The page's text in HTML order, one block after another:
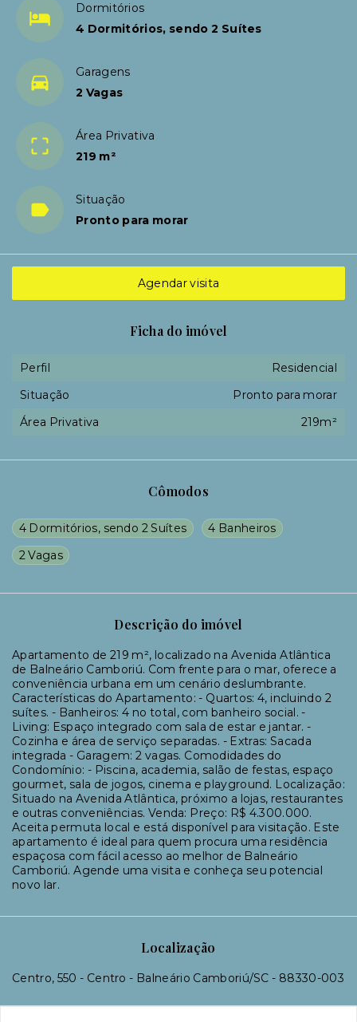
Dormitórios
4 Dormitórios, sendo 2 Suítes
Garagens
2 Vagas
Área Privativa
219 m²
Situação
Pronto para morar
Cômodos
4 Dormitórios, sendo 2 Suítes
4 Banheiros
2 Vagas
Descrição do imóvel
Apartamento de 219 m², localizado na Avenida Atlântica
de Balneário Camboriú. Com frente para o mar, oferece a
conveniência urbana em um cenário deslumbrante.
Características do Apartamento: - Quartos: 4, incluindo 2
suítes. - Banheiros: 4 no total, com banheiro social. -
Living: Espaço integrado com sala de estar e jantar. -
Cozinha e área de serviço separadas. - Extras: Sacada
integrada - Garagem: 2 vagas. Comodidades do
Condomínio: - Piscina, academia, salão de festas, espaço
gourmet, sala de jogos, cinema e playground. Localização:
Situado na Avenida Atlântica, próximo a lojas, restaurantes
e outras conveniências. Venda: Preço: R$ 4.300.000.
Aceita permuta local e está disponível para visitação. Este
apartamento é ideal para quem procura uma residência
espaçosa com fácil acesso ao melhor de Balneário
Camboriú. Agende uma visita e conheça seu potencial
novo lar.
Localização
Centro, 550 - Centro - Balneário Camboriú/SC - 88330-003
Agendar visita
Ficha do imóvel
Perfil
Residencial
Situação
Pronto para morar
Área Privativa
219m²